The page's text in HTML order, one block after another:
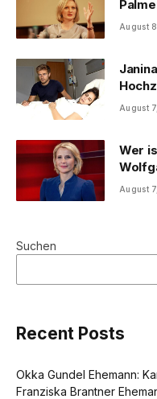
August
August
Wer
August
Suchen
Recent Posts
Okka Gundel Ehemann:
Franziska Brantner